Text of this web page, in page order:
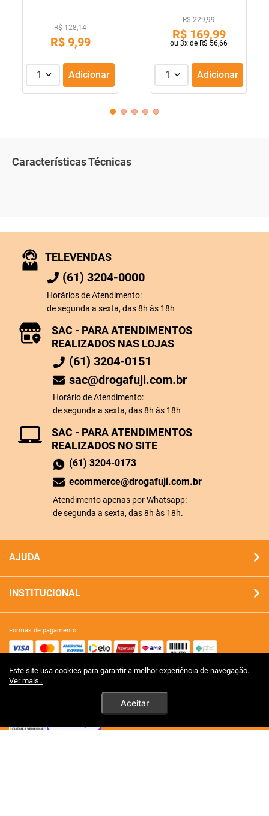
Este site usa cookies para garantir a melhor experiência de navegação.
Ver mais..
Aceitar
R$ 128,14
R$ 9,99
1 Adicionar
R$ 229,99
R$ 169,99
ou 3x de R$ 56,66
1 Adicionar
Características Técnicas
TELEVENDAS
(61) 3204-0000
Horários de Atendimento:
de segunda a sexta, das 8h às 18h
SAC - PARA ATENDIMENTOS
REALIZADOS NO SITE
(61) 3204-0173
ecommerce@drogafuji.com.br
Atendimento apenas por Whatsapp:
de segunda a sexta, das 8h às 18h.
SAC - PARA ATENDIMENTOS
REALIZADOS NAS LOJAS
(61) 3204-0151
sac@drogafuji.com.br
Horário de Atendimento:
de segunda a sexta, das 8h às 18h
AJUDA
INSTITUCIONAL
formas de pagamento
site 100% seguro